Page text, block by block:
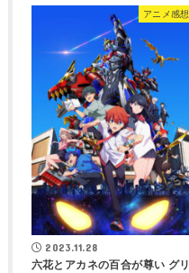
アニメ感想
2023.11.28
六花とアカネの百合が尊い グリ